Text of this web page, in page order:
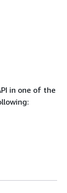
in one of the